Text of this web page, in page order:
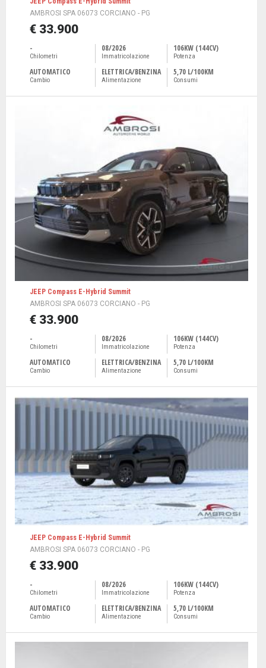
AMBROSI SPA 06073 CORCIANO - PG
€ 33.900
-
Chilometri
08/2026
Immatricolazione
106KW (144CV)
Potenza
AUTOMATICO
Cambio
ELETTRICA/BENZINA
Alimentazione
5,70 L/100KM
Consumi
JEEP Compass E-Hybrid Summit
AMBROSI SPA 06073 CORCIANO - PG
€ 33.900
-
Chilometri
08/2026
Immatricolazione
106KW (144CV)
Potenza
AUTOMATICO
Cambio
ELETTRICA/BENZINA
Alimentazione
5,70 L/100KM
Consumi
JEEP Compass E-Hybrid Summit
AMBROSI SPA 06073 CORCIANO - PG
€ 33.900
-
Chilometri
08/2026
Immatricolazione
106KW (144CV)
Potenza
AUTOMATICO
Cambio
ELETTRICA/BENZINA
Alimentazione
5,70 L/100KM
Consumi